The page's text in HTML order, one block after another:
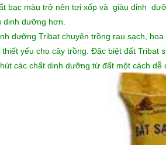
bạc màu trở nên tơi xốp và giàu dinh
dinh dưỡng hơn.
dưỡng Tribat chuyên trồng rau sạch ,
yếu cho cây trồng. Đặc biệt đất Tribat
các chất dinh dưỡng từ đất một cách dễ